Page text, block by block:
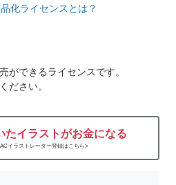
化ライセンスとは？
ができるライセンスです。
ださい。
たイラストがお金になる
イラストレーター登録はこちら>